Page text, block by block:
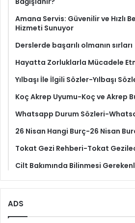
Amana Servis: Güvenilir ve Hızlı
Hizmeti Sunuyor
Derslerde başarılı olmanın sırları
Hayatta Zorluklarla Mücadele
Yılbaşı İle İlgili Sözler-Yılbaşı
Koç Akrep Uyumu-Koç ve Akrep
Whatsapp Durum Sözleri-
26 Nisan Hangi Burç-26 Nisan
Tokat Gezi Rehberi-Tokat
Cilt Bakımında Bilinmesi
ADS